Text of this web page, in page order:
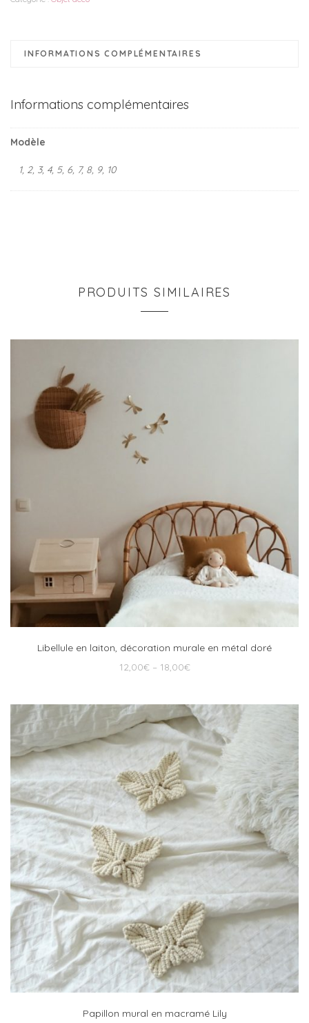
INFORMATIONS COMPLÉMENTAIRES
Informations complémentaires
Modèle
1, 2, 3, 4, 5, 6, 7, 8, 9, 10
PRODUITS SIMILAIRES
Libellule en laiton, décoration murale en métal doré
12,00€ – 18,00€
Papillon mural en macramé Lily